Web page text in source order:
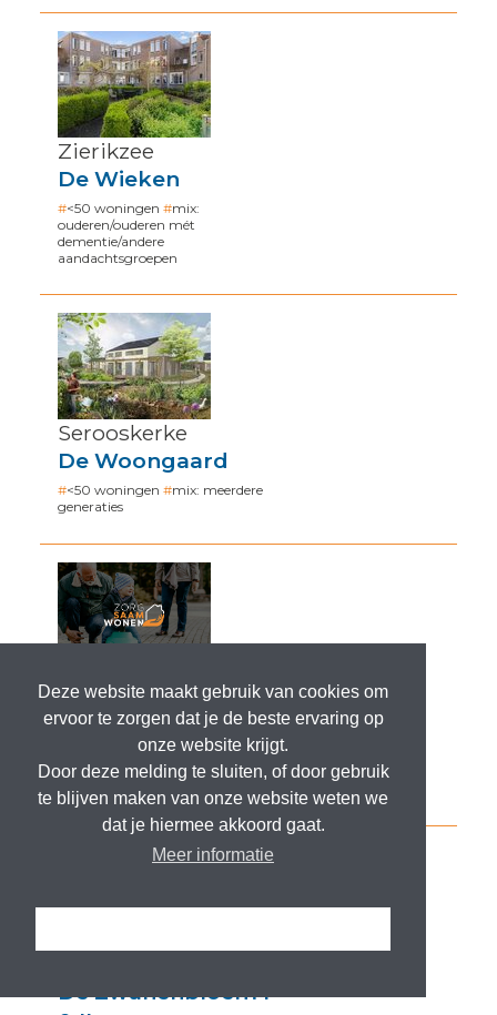
Deze website maakt gebruik van cookies om
ervoor te zorgen dat je de beste ervaring op
onze website krijgt.
Door deze melding te sluiten, of door gebruik
te blijven maken van onze website weten we
dat je hiermee akkoord gaat.
Meer informatie